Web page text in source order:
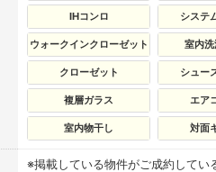
IHコンロ システ
ウォークインクローゼット 室内
クローゼット シュー
複層ガラス エア
室内物干し 対面
※掲載している物件がご成約してい